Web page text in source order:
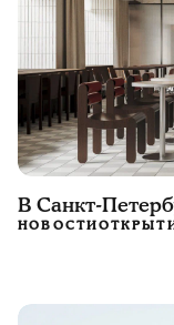
В Санкт-
НОВОСТИ